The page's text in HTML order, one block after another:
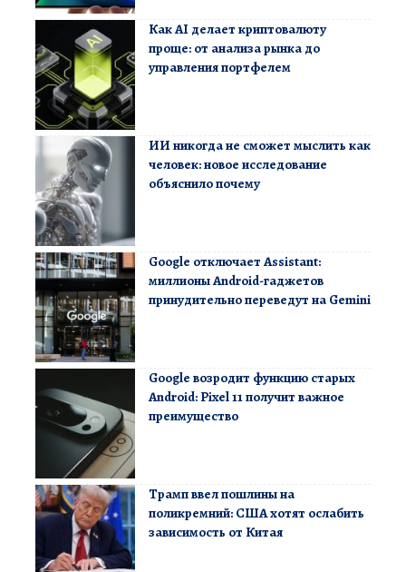
Как AI делает криптовалюту
проще: от анализа рынка до
управления портфелем
ИИ никогда не сможет мыслить как
человек: новое исследование
объяснило почему
Google отключает Assistant:
миллионы Android-гаджетов
принудительно переведут на Gemini
Google возродит функцию старых
Android: Pixel 11 получит важное
преимущество
Трамп ввел пошлины на
поликремний: США хотят ослабить
зависимость от Китая